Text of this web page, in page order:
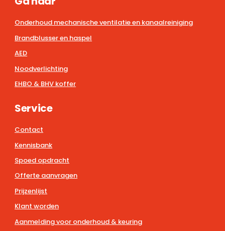
Onderhoud mechanische ventilatie en kanaalreiniging
Brandblusser en haspel
AED
Noodverlichting
EHBO & BHV koffer
Service
Contact
Kennisbank
Spoed opdracht
Offerte aanvragen
Prijzenlijst
Klant worden
Aanmelding voor onderhoud & keuring